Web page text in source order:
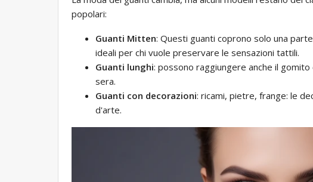
popolari:
Guanti Mitten: Questi guanti coprono solo una
ideali per chi vuole preservare le sensazioni tattili.
Guanti lunghi: possono raggiungere anche il
sera.
Guanti con decorazioni: ricami, pietre, frange: le
d'arte.